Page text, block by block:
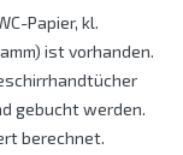
Papier, kl.
ist vorhanden.
gebucht werden.
berechnet.